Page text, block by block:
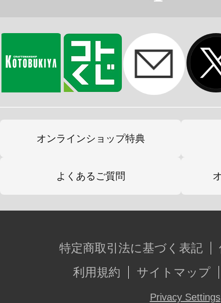
オンラインショップ特典
よくあるご質問
特定商取引法に基づく表記
利用規約
サイトマップ
Privacy Settings